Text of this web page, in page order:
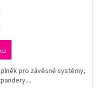
pro závěsné systémy,